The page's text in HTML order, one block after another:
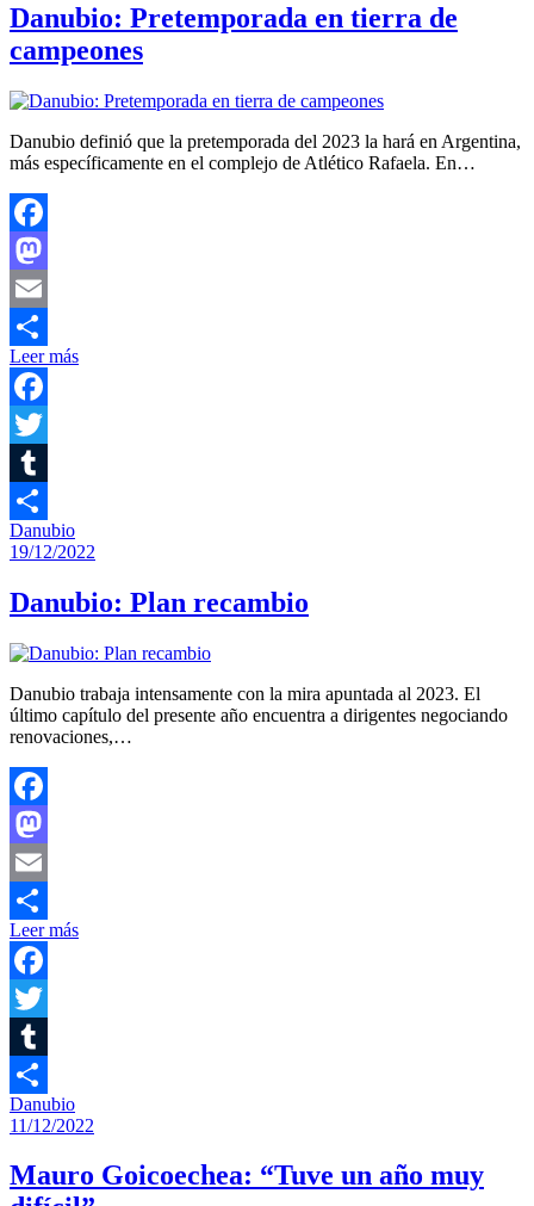
Danubio: Pretemporada en tierra de
campeones
Danubio definió que la pretemporada del 2023 la hará en Argentina,
más específicamente en el complejo de Atlético Rafaela. En…
Facebook
Mastodon
Email
Compartir
Leer más
Facebook
Twitter
Tumblr
Compartir
Danubio
19/12/2022
Danubio: Plan recambio
Danubio trabaja intensamente con la mira apuntada al 2023. El
último capítulo del presente año encuentra a dirigentes negociando
renovaciones,…
Facebook
Mastodon
Email
Compartir
Leer más
Facebook
Twitter
Tumblr
Compartir
Danubio
11/12/2022
Mauro Goicoechea: “Tuve un año muy